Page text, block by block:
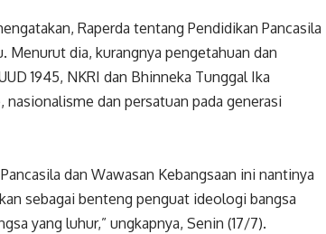
Raperda tentang Pendidikan Pancasila
Menurut dia, kurangnya pengetahuan dan
1945, NKRI dan Bhinneka Tunggal Ika
dan persatuan pada generasi
dan Wawasan Kebangsaan ini nantinya
sebagai benteng penguat ideologi bangsa
yang luhur,” ungkapnya, Senin (17/7).